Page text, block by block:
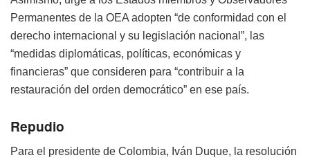
Permanentes de la OEA adopten “de conformidad con el
derecho internacional y su legislación nacional”, las
“medidas diplomáticas, políticas, económicas y
financieras” que consideren para “contribuir a la
restauración del orden democrático” en ese país.
Repudio
Para el presidente de Colombia, Iván Duque, la resolución